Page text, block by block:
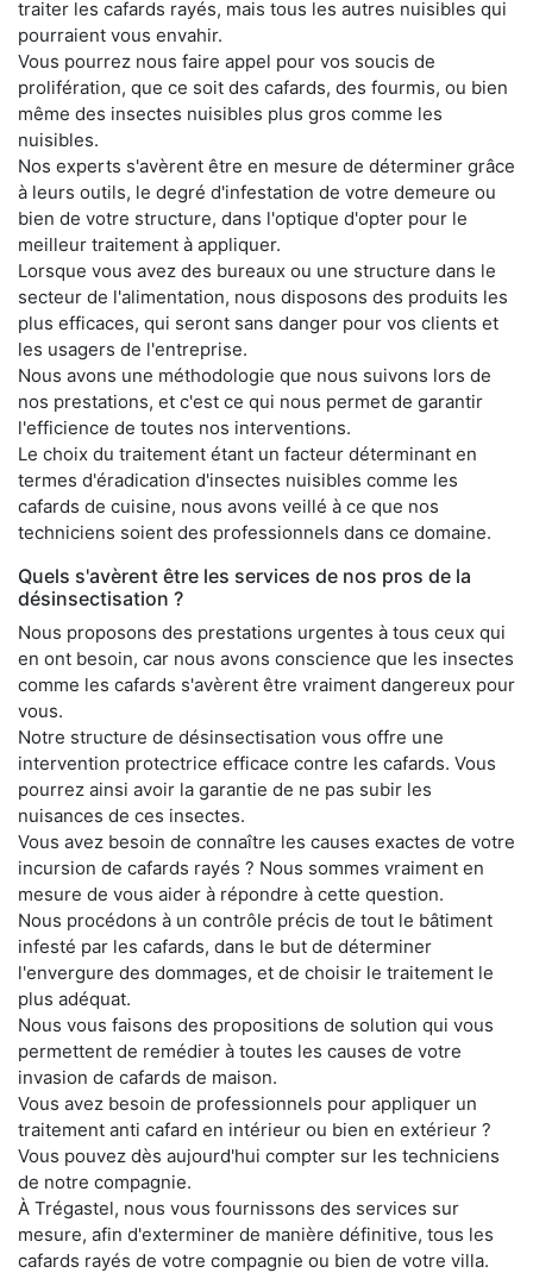
traiter les cafards rayés, mais tous les autres nuisibles qui
pourraient vous envahir.
Vous pourrez nous faire appel pour vos soucis de
prolifération, que ce soit des cafards, des fourmis, ou bien
même des insectes nuisibles plus gros comme les
nuisibles.
Nos experts s'avèrent être en mesure de déterminer grâce
à leurs outils, le degré d'infestation de votre demeure ou
bien de votre structure, dans l'optique d'opter pour le
meilleur traitement à appliquer.
Lorsque vous avez des bureaux ou une structure dans le
secteur de l'alimentation, nous disposons des produits les
plus efficaces, qui seront sans danger pour vos clients et
les usagers de l'entreprise.
Nous avons une méthodologie que nous suivons lors de
nos prestations, et c'est ce qui nous permet de garantir
l'efficience de toutes nos interventions.
Le choix du traitement étant un facteur déterminant en
termes d'éradication d'insectes nuisibles comme les
cafards de cuisine, nous avons veillé à ce que nos
techniciens soient des professionnels dans ce domaine.
Quels s'avèrent être les services de nos pros de la
désinsectisation ?
Nous proposons des prestations urgentes à tous ceux qui
en ont besoin, car nous avons conscience que les insectes
comme les cafards s'avèrent être vraiment dangereux pour
vous.
Notre structure de désinsectisation vous offre une
intervention protectrice efficace contre les cafards. Vous
pourrez ainsi avoir la garantie de ne pas subir les
nuisances de ces insectes.
Vous avez besoin de connaître les causes exactes de votre
incursion de cafards rayés ? Nous sommes vraiment en
mesure de vous aider à répondre à cette question.
Nous procédons à un contrôle précis de tout le bâtiment
infesté par les cafards, dans le but de déterminer
l'envergure des dommages, et de choisir le traitement le
plus adéquat.
Nous vous faisons des propositions de solution qui vous
permettent de remédier à toutes les causes de votre
invasion de cafards de maison.
Vous avez besoin de professionnels pour appliquer un
traitement anti cafard en intérieur ou bien en extérieur ?
Vous pouvez dès aujourd'hui compter sur les techniciens
de notre compagnie.
À Trégastel, nous vous fournissons des services sur
mesure, afin d'exterminer de manière définitive, tous les
cafards rayés de votre compagnie ou bien de votre villa.